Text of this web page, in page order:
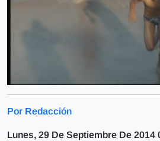
Por Redacción
Lunes, 29 De Septiembre De 2014